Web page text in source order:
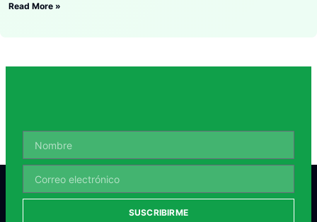
Read More »
SUSCRIBIRME